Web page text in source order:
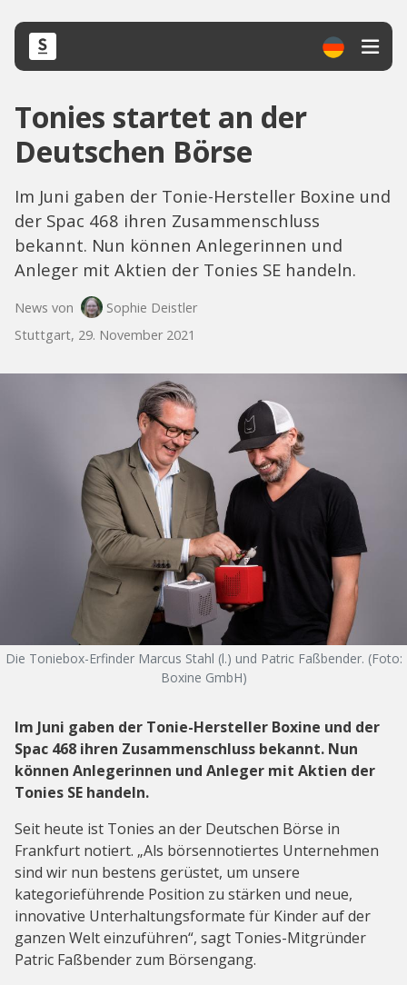
Tonies startet an der
Deutschen Börse
Im Juni gaben der Tonie-Hersteller Boxine und
der Spac 468 ihren Zusammenschluss
bekannt. Nun können Anlegerinnen und
Anleger mit Aktien der Tonies SE handeln.
News von
Sophie Deistler
Stuttgart, 29. November 2021
Die Toniebox-Erfinder Marcus Stahl (l.) und Patric Faßbender. (Foto:
Boxine GmbH)
Im Juni gaben der Tonie-Hersteller Boxine und der
Spac 468 ihren Zusammenschluss bekannt. Nun
können Anlegerinnen und Anleger mit Aktien der
Tonies SE handeln.
Seit heute ist Tonies an der Deutschen Börse in
Frankfurt notiert. „Als börsennotiertes Unternehmen
sind wir nun bestens gerüstet, um unsere
kategorieführende Position zu stärken und neue,
innovative Unterhaltungsformate für Kinder auf der
ganzen Welt einzuführen“, sagt Tonies-Mitgründer
Patric Faßbender zum Börsengang.